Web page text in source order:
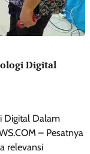
Digital
Digital Dalam
– Pesatnya
relevansi